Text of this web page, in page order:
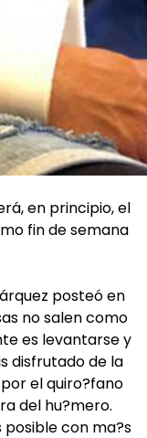
en principio, el
fin de semana
posteó en
no salen como
es levantarse y
disfrutado de la
el quiro?fano
del hu?mero.
posible con ma?s